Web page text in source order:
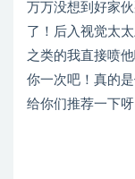
万万没想到好家
了！后入视觉太
之类的我直接喷
你一次吧！真的
给你们推荐一下呀